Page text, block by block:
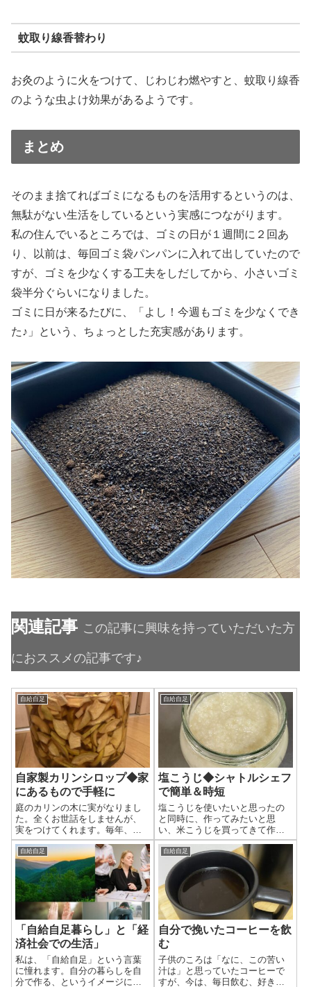
蚊取り線香替わり
お灸のように火をつけて、じわじわ燃やすと、蚊取り線香
のような虫よけ効果があるようです。
まとめ
そのまま捨てればゴミになるものを活用するというのは、
無駄がない生活をしているという実感につながります。
私の住んでいるところでは、ゴミの日が１週間に２回あ
り、以前は、毎回ゴミ袋パンパンに入れて出していたので
すが、ゴミを少なくする工夫をしだしてから、小さいゴミ
袋半分ぐらいになりました。
ゴミに日が来るたびに、「よし！今週もゴミを少なくでき
た♪」という、ちょっとした充実感があります。
関連記事 この記事に興味を持っていただいた方
におススメの記事です♪
自給自足
自家製カリンシロップ◆家
にあるもので手軽に
庭のカリンの木に実がなりまし
た。全くお世話をしませんが、
実をつけてくれます。毎年、実
のなる量が少しずつ増えてきま
した。そして、毎年この時期に
は、カリンシロップを作ってい
ます。こだわって、蜂蜜で作り
たいところですが、蜂蜜は買う
と結構高いので、砂糖とザラメ
糖で作りました。 カリンの収穫
ほったらかしなので、痛んだ実
もありますが、きれいな実もた
くさんできました。カリンの木
は、２本あるのですが、それぞ
れから１～２ｋｇ収穫できまし
た。 少し青い実もあったので、
自給自足
塩こうじ◆シャトルシェフ
で簡単＆時短
塩こうじを使いたいと思ったの
と同時に、作ってみたいと思
い、米こうじを買ってきて作る
ことにしました。しかし、普通
に作ると、１週間～１０日間も
発酵期間が必要みたい。もっと
時短で作りたいと思い、シャト
ルシェフで保温して作ることに
しました。 材料 米こう
じ ３００ｇ
塩 １００ｇお湯
（６０℃） ４５０ｃｃ
(function(b,c,f,g,a,d,e)
{b.MoshimoAffiliateObject=a;
b=b||function()
{arguments.currentScript=c.curre
自給自足
「自給自足暮らし」と「経
済社会での生活」
私は、「自給自足」という言葉
に憧れます。自分の暮らしを自
分で作る、というイメージに憧
自給自足
自分で挽いたコーヒーを飲
む
子供のころは「なに、この苦い
汁は」と思っていたコーヒーで
すが、今は、毎日飲む、好きな